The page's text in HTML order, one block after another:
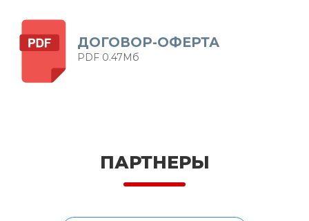
ДОГОВОР-ОФЕРТА
PDF 0.47Мб
ПАРТНЕРЫ